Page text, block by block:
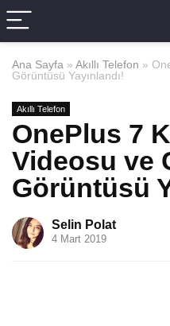
Ana Sayfa » Akıllı Telefon »
Görüntüsü Yayınlandı!
Akıllı Telefon
OnePlus 7
Videosu ve
Görüntüsü
Selin Polat
4 Mart 2019